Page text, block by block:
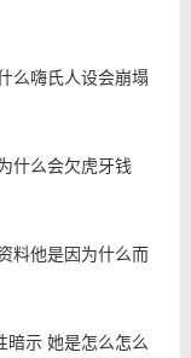
么嗨氏人设会崩塌
什么会欠虎牙钱
料他是因为什么而
暗示 她是怎么怎么